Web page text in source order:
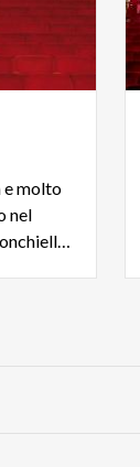
e molto
nel
cuore di Cremona, il Teatro Ponchielli firmato Canonica